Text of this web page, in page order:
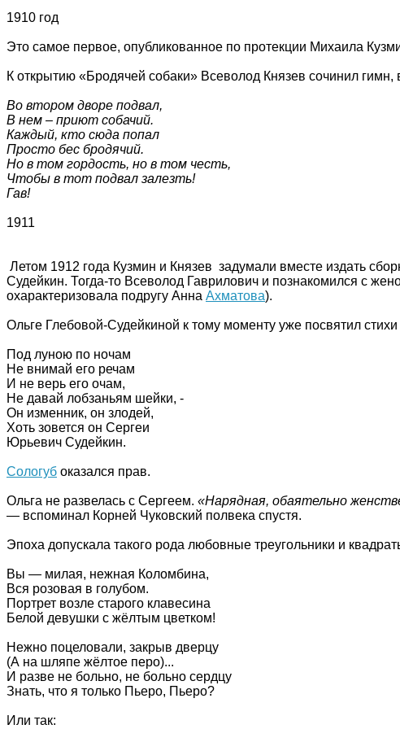
1910 год
Это самое первое, опубликованное по протекции Михаила
К открытию «Бродячей собаки» Всеволод Князев сочинил гимн,
Во втором дворе подвал,
В нем – приют собачий.
Каждый, кто сюда попал
Просто бес бродячий.
Но в том гордость, но в том честь,
Чтобы в тот подвал залезть!
Гав!
1911
Летом 1912 года Кузмин и Князев задумали вместе издать
Судейкин. Тогда-то Всеволод Гаврилович и познакомился с
охарактеризовала подругу Анна Ахматова).
Ольге Глебовой-Судейкиной к тому моменту уже посвятил
Под луною по ночам
Не внимай его речам
И не верь его очам,
Не давай лобзаньям шейки, -
Он изменник, он злодей,
Хоть зовется он Сергеи
Юрьевич Судейкин.
Сологуб оказался прав.
Ольга не развелась с Сергеем. «Нарядная, обаятельно
— вспоминал Корней Чуковский полвека спустя.
Эпоха допускала такого рода любовные треугольники и
Вы — милая, нежная Коломбина,
Вся розовая в голубом.
Портрет возле старого клавесина
Белой девушки с жёлтым цветком!
Нежно поцеловали, закрыв дверцу
(А на шляпе жёлтое перо)...
И разве не больно, не больно сердцу
Знать, что я только Пьеро, Пьеро?
Или так: